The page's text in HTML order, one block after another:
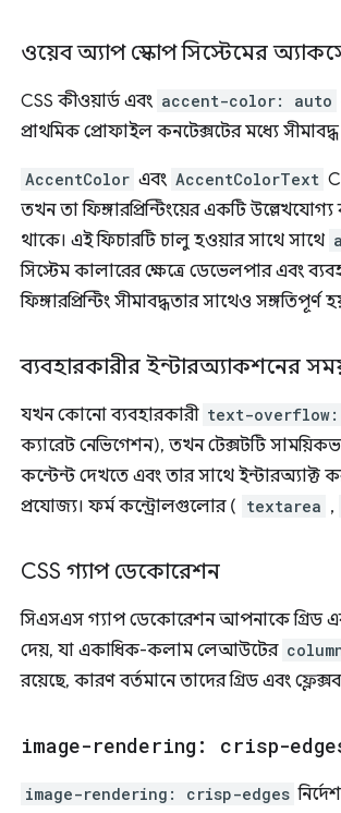
ওয়েব অ্যাপ স্কোপ সিস্টেমের
CSS কীওয়ার্ড এবং accent-color: auto
প্রাথমিক প্রোফাইল কনটেক্সটের মধ্যে
AccentColor এবং AccentColorText
তখন তা ফিঙ্গারপ্রিন্টিংয়ের একটি
থাকে। এই ফিচারটি চালু হওয়ার সাথে সাথে
সিস্টেম কালারের ক্ষেত্রে ডেভেলপার এবং
ফিঙ্গারপ্রিন্টিং সীমাবদ্ধতার সাথেও সঙ্গতিপূর্ণ
ব্যবহারকারীর ইন্টারঅ্যাকশনের
যখন কোনো ব্যবহারকারী text-
ক্যারেট নেভিগেশন), তখন টেক্সটটি
কন্টেন্ট দেখতে এবং তার সাথে ইন্টারঅ্যাক্ট
প্রযোজ্য। ফর্ম কন্ট্রোলগুলোর ( textarea ,
CSS গ্যাপ ডেকোরেশন
সিএসএস গ্যাপ ডেকোরেশন আপনাকে গ্রিড
দেয়, যা একাধিক-কলাম লেআউটের
রয়েছে, কারণ বর্তমানে তাদের গ্রিড এবং
image-rendering: crisp-
image-rendering: crisp-edges